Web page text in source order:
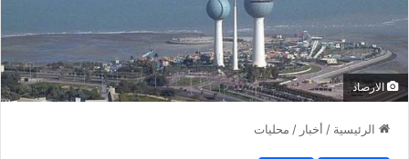
الارصاد
الرئيسية / أخبار / محليات